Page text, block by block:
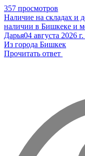
357 просмотров
Наличие на складах и
наличии в Бишкеке и
Дарья04 августа 2026
Из города Бишкек
Прочитать ответ